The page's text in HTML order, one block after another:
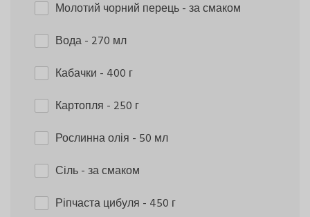
Молотий чорний перець- за смаком
Вода- 270 мл
Кабачки - 400 г
Картопля - 250 г
Рослинна олія - 50 мл
Сіль- за смаком
Ріпчаста цибуля - 450 г